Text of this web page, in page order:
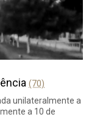
(70)
unilateralmente a
a 10 de